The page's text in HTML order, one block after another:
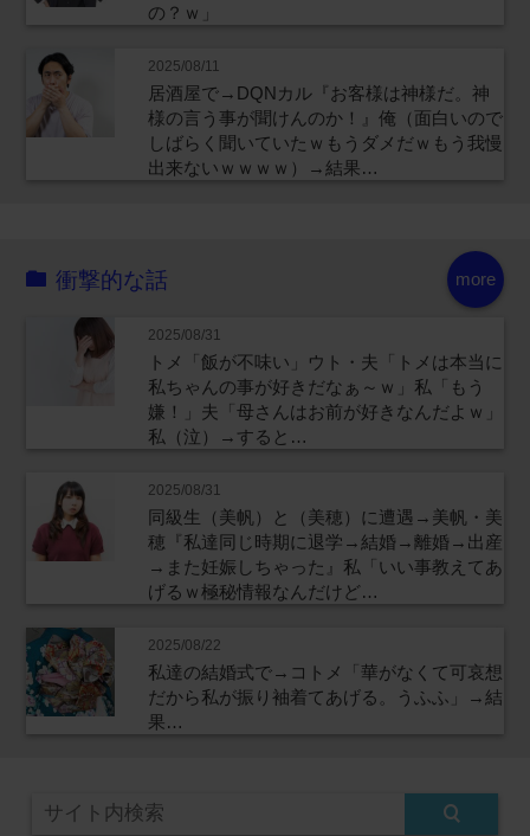
の？ｗ」
2025/08/11
居酒屋で→DQNカル『お客様は神様だ。神
様の言う事が聞けんのか！』俺（面白いので
しばらく聞いていたｗもうダメだｗもう我慢
出来ないｗｗｗｗ）→結果…
more
衝撃的な話
2025/08/31
トメ「飯が不味い」ウト・夫「トメは本当に
私ちゃんの事が好きだなぁ～ｗ」私「もう
嫌！」夫「母さんはお前が好きなんだよｗ」
私（泣）→すると…
2025/08/31
同級生（美帆）と（美穂）に遭遇→美帆・美
穂『私達同じ時期に退学→結婚→離婚→出産
→また妊娠しちゃった』私「いい事教えてあ
げるｗ極秘情報なんだけど…
2025/08/22
私達の結婚式で→コトメ「華がなくて可哀想
だから私が振り袖着てあげる。うふふ」→結
果…